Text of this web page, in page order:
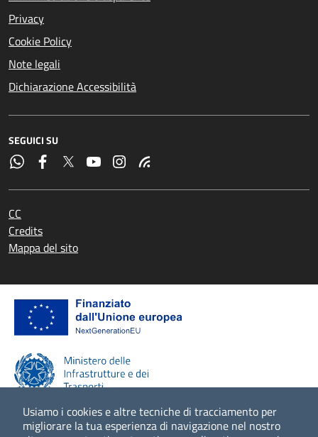
Usiamo i cookies e altre tecniche di tracciamento per
migliorare la tua esperienza di navigazione nel nostro
Privacy
Cookie Policy
Note legali
Dichiarazione Accessibilità
SEGUICI SU
CC
Credits
Mappa del sito